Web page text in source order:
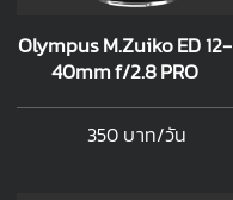
Olympus M.Zuiko ED 12-
40mm f/2.8 PRO
350 บาท/วัน